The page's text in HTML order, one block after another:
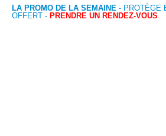
LA PROMO DE LA SEMAINE - PROTÈGE
OFFERT - PRENDRE UN RENDEZ-VOUS